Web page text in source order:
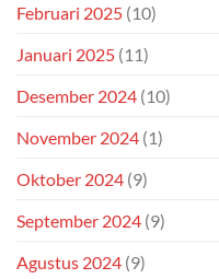
Februari 2025 (10)
Januari 2025 (11)
Desember 2024 (10)
November 2024 (1)
Oktober 2024 (9)
September 2024 (9)
Agustus 2024 (9)